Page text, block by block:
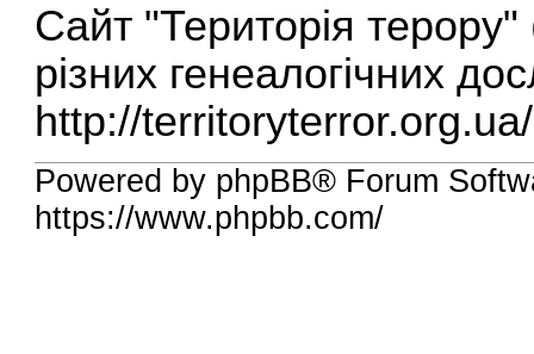
Сайт "Територія
різних генеалогічних
http://territoryterror.org.ua/
Powered by phpBB® Forum
https://www.phpbb.com/